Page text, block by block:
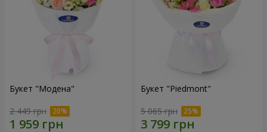
Букет "Модена"
2 449 грн
Букет "Piedmont"
5 065 грн